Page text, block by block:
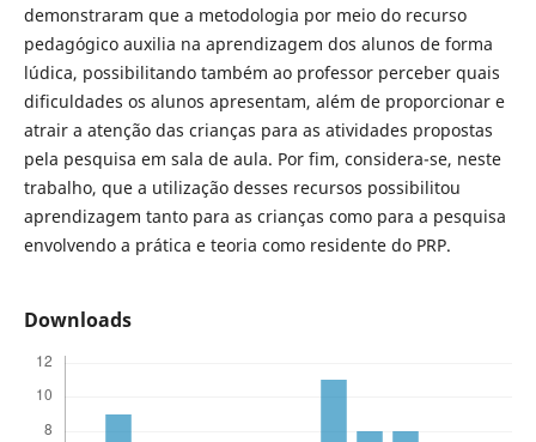
demonstraram que a metodologia por meio do recurso
pedagógico auxilia na aprendizagem dos alunos de forma
lúdica, possibilitando também ao professor perceber quais
dificuldades os alunos apresentam, além de proporcionar e
atrair a atenção das crianças para as atividades propostas
pela pesquisa em sala de aula. Por fim, considera-se, neste
trabalho, que a utilização desses recursos possibilitou
aprendizagem tanto para as crianças como para a pesquisa
envolvendo a prática e teoria como residente do PRP.
Downloads